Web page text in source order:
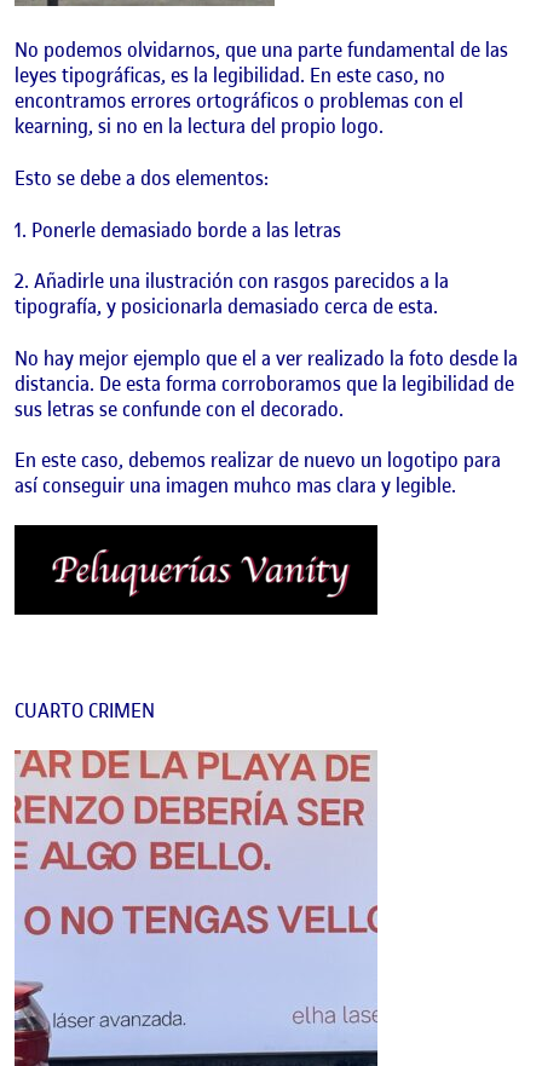
No podemos olvidarnos, que una parte fundamental de las
leyes tipográficas, es la legibilidad. En este caso, no
encontramos errores ortográficos o problemas con el
kearning, si no en la lectura del propio logo.
Esto se debe a dos elementos:
1. Ponerle demasiado borde a las letras
2. Añadirle una ilustración con rasgos parecidos a la
tipografía, y posicionarla demasiado cerca de esta.
No hay mejor ejemplo que el a ver realizado la foto desde la
distancia. De esta forma corroboramos que la legibilidad de
sus letras se confunde con el decorado.
En este caso, debemos realizar de nuevo un logotipo para
así conseguir una imagen muhco mas clara y legible.
CUARTO CRIMEN